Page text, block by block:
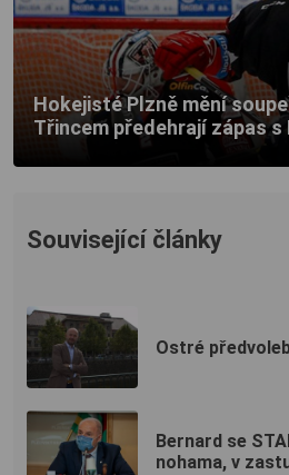
Hokejisté Plzně mění
Třincem předehrají zápas
Související články
Ostré
Bernard se
nohama, v